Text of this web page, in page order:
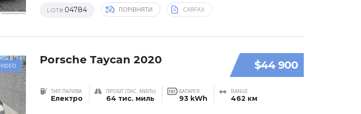
LOT# 04784 ПОРІВНЯТИ CARFAX
VIDEO $44 900
Porsche Taycan 2020
ТИП ПАЛИВА
Електро
ПРОБІГ (ТИС. МИЛЬ)
64 тис. миль
БАТАРЕЯ
93 kWh
RANGE
462 км